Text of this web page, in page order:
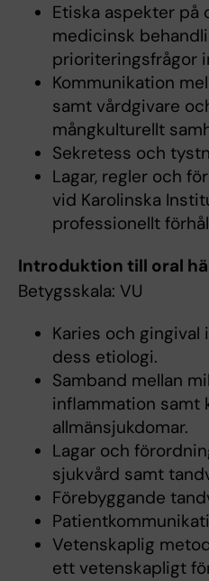
Etiska aspekter på
medicinsk
prioriteringsfrågor
Kommunikation
samt vårdgivare
mångkulturellt
Sekretess och
Lagar, regler och
vid Karolinska
professionellt
Introduktion till oral
Betygsskala: VU
Karies och
dess etiologi.
Samband mellan
inflammation samt
allmänsjukdomar.
Lagar och
sjukvård samt
Förebyggande
Vetenskaplig
ett vetenskapligt